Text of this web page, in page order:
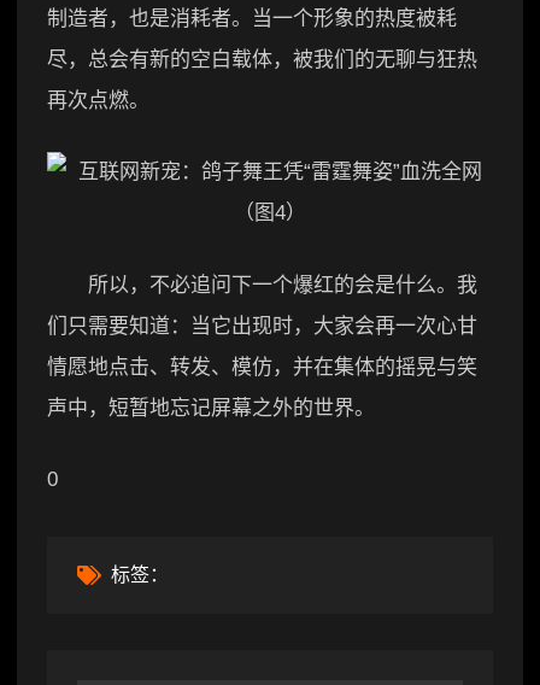
制造者，也是消耗者。当一个形象的热度被耗
尽，总会有新的空白载体，被我们的无聊与狂热
再次点燃。
所以，不必追问下一个爆红的会是什么。我
们只需要知道：当它出现时，大家会再一次心甘
情愿地点击、转发、模仿，并在集体的摇晃与笑
声中，短暂地忘记屏幕之外的世界。
0
标签：